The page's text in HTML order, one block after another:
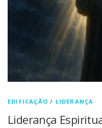
EDIFICAÇÃO / LIDERANÇA
Liderança